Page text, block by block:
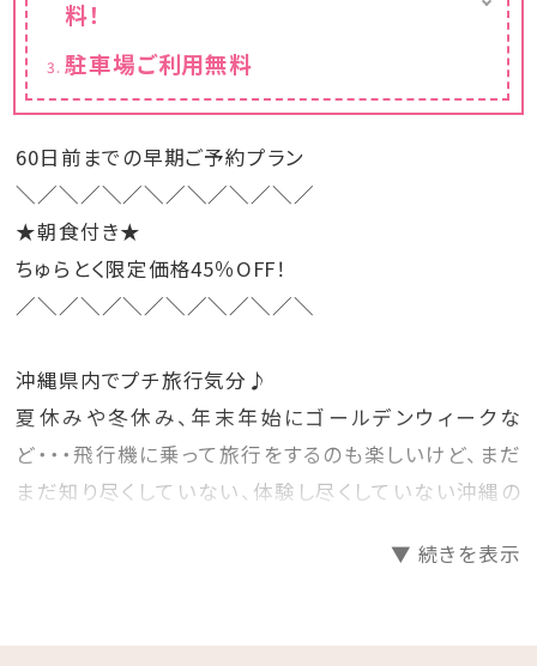
料！
※チェックイン15:00～チェックアウト11:00ま
でご利用いただけます。
駐車場ご利用無料
60日前までの早期ご予約プラン
＼／＼／＼／＼／＼／＼／＼／
★朝食付き★
ちゅらとく限定価格45％OFF！
／＼／＼／＼／＼／＼／＼／＼
沖縄県内でプチ旅行気分♪
夏休みや冬休み、年末年始にゴールデンウィークな
ど・・・飛行機に乗って旅行をするのも楽しいけど、まだ
まだ知り尽くしていない、体験し尽くしていない沖縄の
そんな時には、早めに計画を立てて予約をするのがお
先の人気日程をお得にゲットしちゃいましょう☆彡
▼ 続きを表示